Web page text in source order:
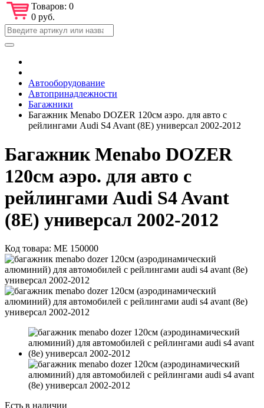
Товаров: 0
0 руб.
Автооборудование
Автопринадлежности
Багажники
Багажник Menabo DOZER 120см аэро. для авто с
рейлингами Audi S4 Avant (8E) универсал 2002-2012
Багажник Menabo DOZER
120см аэро. для авто с
рейлингами Audi S4 Avant
(8E) универсал 2002-2012
Код товара: ME 150000
Есть в наличии